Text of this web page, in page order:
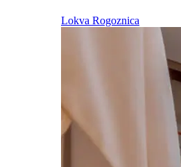
Lokva Rogoznica